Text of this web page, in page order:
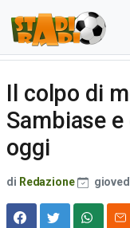
Il colpo di
Sambiase
oggi
di Redazione